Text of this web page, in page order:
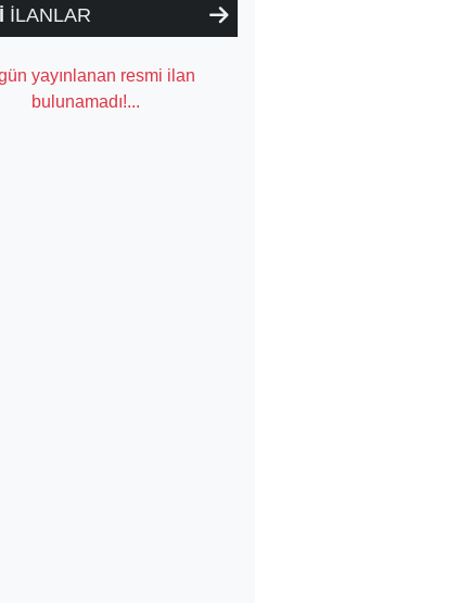
İLANLAR
yayınlanan resmi ilan
bulunamadı!...